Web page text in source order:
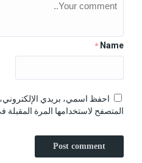
Name
*
احفظ اسمي، بريدي
المتصفح لاستخدامها المرة المقبلة